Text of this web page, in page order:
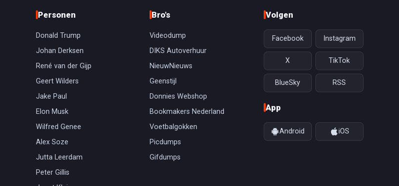
Personen
Donald Trump
Johan Derksen
René van der Gijp
Geert Wilders
Jake Paul
Elon Musk
Wilfred Genee
Alex Soze
Jutta Leerdam
Peter Gillis
Bro's
Videodump
DIKS Autoverhuur
NieuwNieuws
Geenstijl
Donnies Webshop
Bookmakers Nederland
Voetbalgokken
Picdumps
Gifdumps
Volgen
Facebook Instagram
X TikTok
BlueSky RSS
App
Android iOS